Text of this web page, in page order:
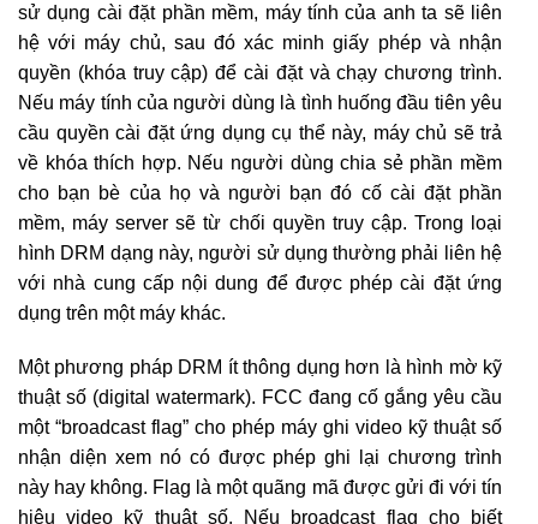
sử dụng cài đặt phần mềm, máy tính của anh ta sẽ liên
hệ với máy chủ, sau đó xác minh giấy phép và nhận
quyền (khóa truy cập) để cài đặt và chạy chương trình.
Nếu máy tính của người dùng là tình huống đầu tiên yêu
cầu quyền cài đặt ứng dụng cụ thể này, máy chủ sẽ trả
về khóa thích hợp. Nếu người dùng chia sẻ phần mềm
cho bạn bè của họ và người bạn đó cố cài đặt phần
mềm, máy server sẽ từ chối quyền truy cập. Trong loại
hình DRM dạng này, người sử dụng thường phải liên hệ
với nhà cung cấp nội dung để được phép cài đặt ứng
dụng trên một máy khác.
Một phương pháp DRM ít thông dụng hơn là hình mờ kỹ
thuật số (digital watermark). FCC đang cố gắng yêu cầu
một “broadcast flag” cho phép máy ghi video kỹ thuật số
nhận diện xem nó có được phép ghi lại chương trình
này hay không. Flag là một quãng mã được gửi đi với tín
hiệu video kỹ thuật số. Nếu broadcast flag cho biết